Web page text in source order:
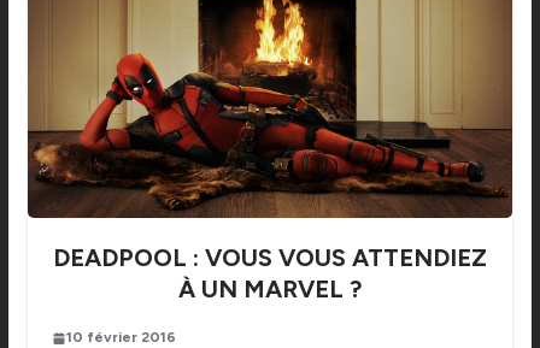
DEADPOOL : VOUS VOUS ATTENDIEZ
À UN MARVEL ?
10 février 2016